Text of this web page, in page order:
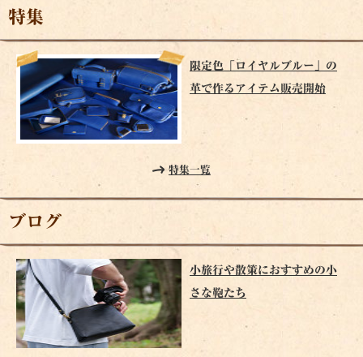
特集
限定色「ロイヤルブルー」の
革で作るアイテム販売開始
特集一覧
ブログ
小旅行や散策におすすめの小
さな鞄たち